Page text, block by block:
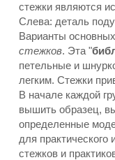
стежки являются
Слева: деталь
Варианты
стежков. Эта "
петельные и
легким. Стежки
В начале каждой
вышить образец,
определенные
для
стежков и